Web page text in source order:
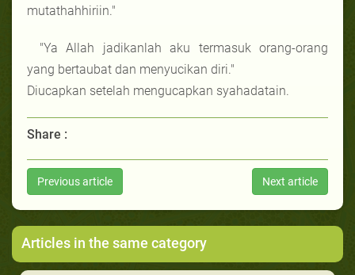
mutathahhiriin."
"Ya Allah jadikanlah aku termasuk orang-orang
yang bertaubat dan menyucikan diri."
Diucapkan setelah mengucapkan syahadatain.
Share :
Previous article Next article
Articles in the same category